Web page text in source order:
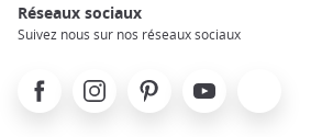
Réseaux sociaux
Suivez nous sur nos réseaux sociaux
FacebookInstagramPinterest Youtube